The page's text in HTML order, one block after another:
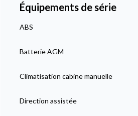
Équipements de série
ABS
Batterie AGM
Climatisation cabine manuelle
Direction assistée